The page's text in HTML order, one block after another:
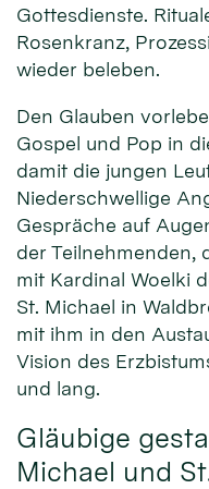
Gottesdienste.
Rosenkranz,
wieder beleben.
Den Glauben
Gospel und Pop in
damit die jungen
Niederschwellige
Gespräche auf
der Teilnehmenden,
mit Kardinal Woelki
St. Michael in
mit ihm in den
Vision des
und lang.
Gläubige
Michael und